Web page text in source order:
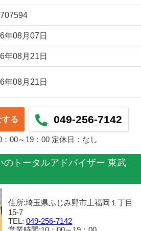
年08月07日
年08月21日
年08月21日
る 049-256-7142
00～19：00 定休日：なし
のトータルアドバイザー 東武
住所:埼玉県ふじみ野市上福岡１丁目
15-7
TEL:049-256-7142